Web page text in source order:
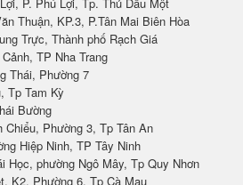
P. Phú Lợi, Tp. Thủ Dầu Một
Thuận, KP.3, P.Tân Mai Biên Hòa
Trực, Thành phố Rạch Giá
TP Nha Trang
Thái, Phường 7
Tp Tam Kỳ
Bường
Chiểu, Phường 3, Tp Tân An
Hiệp Ninh, TP Tây Ninh
Học, phường Ngô Mây, Tp Quy Nhơn
K2, Phường 6, Tp Cà Mau